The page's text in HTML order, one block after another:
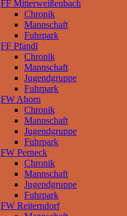
FF Mitterweißenbach
Chronik
Mannschaft
Fuhrpark
FF Pfandl
Chronik
Mannschaft
Jugendgruppe
Fuhrpark
FW Ahorn
Chronik
Mannschaft
Jugendgruppe
Fuhrpark
FW Perneck
Chronik
Mannschaft
Jugendgruppe
Fuhrpark
FW Reiterndorf